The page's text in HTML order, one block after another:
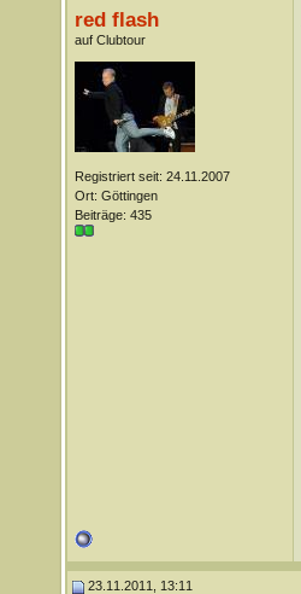
red flash
auf Clubtour
Registriert seit: 24.11.2007
Ort: Göttingen
Beiträge: 435
23.11.2011, 13:11